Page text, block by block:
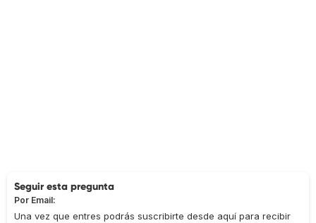
Seguir esta pregunta
Por Email:
Una vez que entres podrás suscribirte desde aquí para recibir